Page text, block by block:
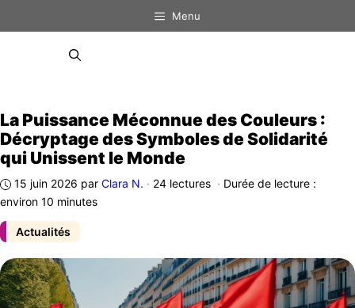
au
Menu
Actualités
La Puissance Méconnue des Couleurs :
Décryptage des Symboles de Solidarité
qui Unissent le Monde
15 juin 2026 par Clara N. · 24 lectures · Durée de lecture :
environ 10 minutes